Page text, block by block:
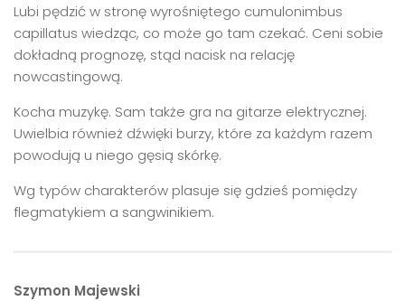
Lubi pędzić w stronę wyrośniętego cumulonimbus
capillatus wiedząc, co może go tam czekać. Ceni sobie
dokładną prognozę, stąd nacisk na relację
nowcastingową.
Kocha muzykę. Sam także gra na gitarze elektrycznej.
Uwielbia również dźwięki burzy, które za każdym razem
powodują u niego gęsią skórkę.
Wg typów charakterów plasuje się gdzieś pomiędzy
flegmatykiem a sangwinikiem.
Szymon Majewski